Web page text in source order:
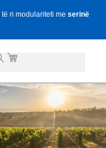
ri modulariteti me serinë